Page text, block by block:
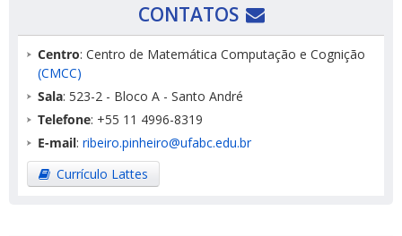
CONTATOS
Centro: Centro de Matemática Computação e Cognição
(CMCC)
Sala: 523-2 - Bloco A - Santo André
Telefone: +55 11 4996-8319
E-mail: ribeiro.pinheiro@ufabc.edu.br
Currículo Lattes